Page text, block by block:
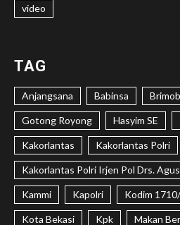
video
TAG
Anjangsana Babinsa Brimob
Gotong Royong Hasyim SE
Kakorlantas Kakorlantas Polri
Kakorlantas Polri Irjen Pol Drs.
Kammi Kapolri Kodim
Kota Bekasi Kpk Makan